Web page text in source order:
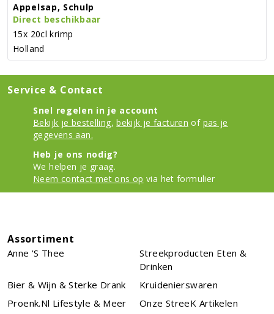
Appelsap, Schulp
Direct beschikbaar
15x 20cl krimp
Holland
Service & Contact
Snel regelen in je account
Bekijk je bestelling, bekijk je facturen of pas je
gegevens aan.
Heb je ons nodig?
We helpen je graag.
Neem contact met ons op via het formulier
Assortiment
Anne 's Thee
Streekproducten Eten &
Drinken
Bier & Wijn & Sterke Drank
Kruidenierswaren
Proenk.nl Lifestyle & Meer
Onze StreeK Artikelen